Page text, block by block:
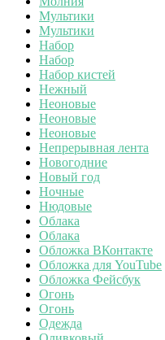
Мультики
Мультики
Набор
Набор
Набор кистей
Нежный
Неоновые
Неоновые
Неоновые
Непрерывная лента
Новогодние
Новый год
Ночные
Нюдовые
Облака
Облака
Обложка ВКонтакте
Обложка для YouTube
Обложка Фейсбук
Огонь
Огонь
Одежда